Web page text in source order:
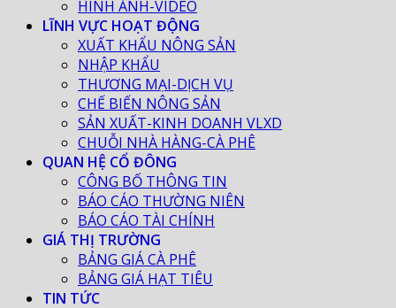
HÌNH ẢNH-VIDEO
LĨNH VỰC HOẠT ĐỘNG
XUẤT KHẨU NÔNG SẢN
NHẬP KHẨU
THƯƠNG MẠI-DỊCH VỤ
CHẾ BIẾN NÔNG SẢN
SẢN XUẤT-KINH DOANH VLXD
CHUỖI NHÀ HÀNG-CÀ PHÊ
QUAN HỆ CỔ ĐÔNG
CÔNG BỐ THÔNG TIN
BÁO CÁO THƯỜNG NIÊN
BÁO CÁO TÀI CHÍNH
GIÁ THỊ TRƯỜNG
BẢNG GIÁ CÀ PHÊ
BẢNG GIÁ HẠT TIÊU
TIN TỨC